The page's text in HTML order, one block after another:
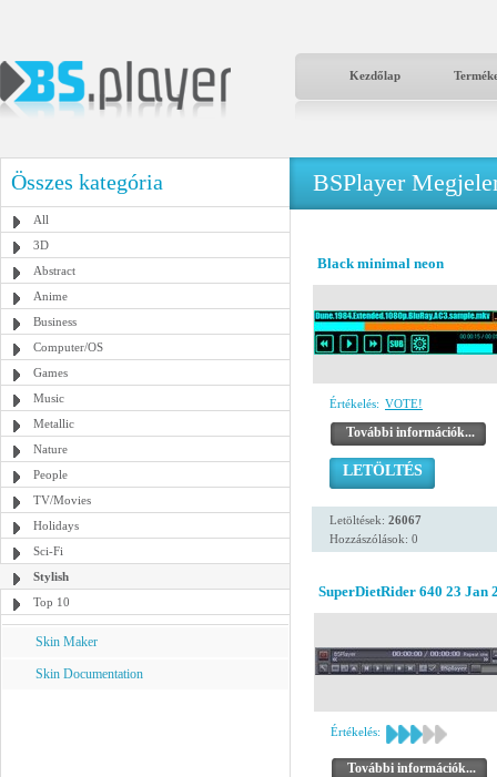
Kezdőlap
Összes kategória
All
3D
Abstract
Anime
Business
Computer/OS
Games
Music
Metallic
Nature
People
TV/Movies
Holidays
Sci-Fi
Stylish
Top 10
Skin Maker
Skin Documentation
BSPlayer
Black minimal neon
Értékelés: VOTE!
További információk...
LETÖLTÉS
Letöltések: 26067
Hozzászólások: 0
SuperDietRider 640 23 Jan
Értékelés:
További információk...